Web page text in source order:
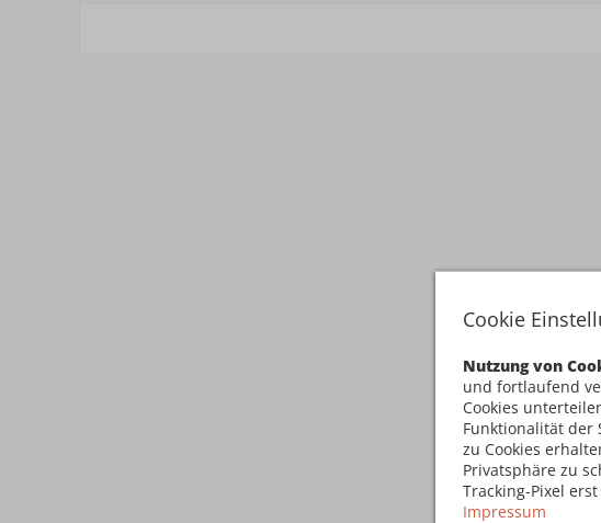
Cookie
Nutzung von
und fortlaufend
Cookies
Funktionalität der
zu Cookies
Privatsphäre zu
Tracking-Pixel
Impressum